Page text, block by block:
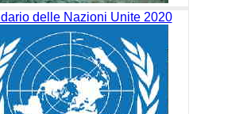
delle Nazioni Unite 2020